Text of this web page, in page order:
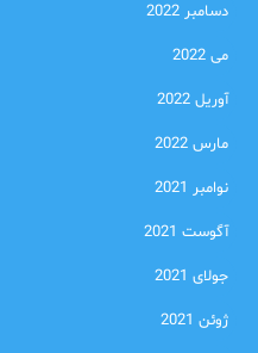
دسامبر 2022
می 2022
آوریل 2022
مارس 2022
نوامبر 2021
آگوست 2021
جولای 2021
ژوئن 2021